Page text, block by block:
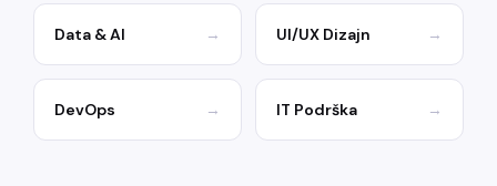
Data & AI → UI/UX Dizajn →
DevOps → IT Podrška →